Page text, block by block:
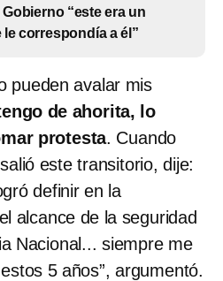
“este era un
correspondía a él”
pueden avalar mis
de ahorita, lo
protesta. Cuando
este transitorio, dije:
definir en la
alcance de la seguridad
Nacional... siempre me
5 años”, argumentó.